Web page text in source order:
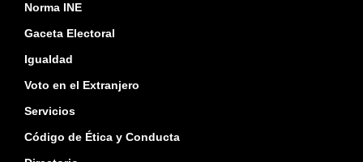
Norma INE
Gaceta Electoral
Igualdad
Voto en el Extranjero
Servicios
Código de Ética y Conducta